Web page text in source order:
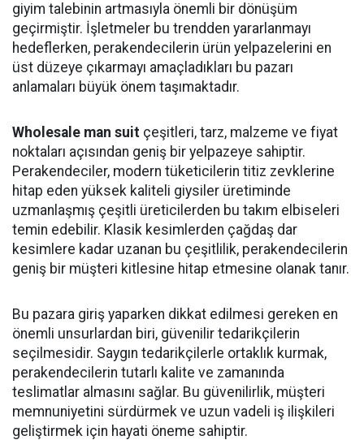
giyim talebinin artmasıyla önemli bir dönüşüm
geçirmiştir. İşletmeler bu trendden yararlanmayı
hedeflerken, perakendecilerin ürün yelpazelerini en
üst düzeye çıkarmayı amaçladıkları bu pazarı
anlamaları büyük önem taşımaktadır.
Wholesale man suit çeşitleri, tarz, malzeme ve fiyat
noktaları açısından geniş bir yelpazeye sahiptir.
Perakendeciler, modern tüketicilerin titiz zevklerine
hitap eden yüksek kaliteli giysiler üretiminde
uzmanlaşmış çeşitli üreticilerden bu takım elbiseleri
temin edebilir. Klasik kesimlerden çağdaş dar
kesimlere kadar uzanan bu çeşitlilik, perakendecilerin
geniş bir müşteri kitlesine hitap etmesine olanak tanır.
Bu pazara giriş yaparken dikkat edilmesi gereken en
önemli unsurlardan biri, güvenilir tedarikçilerin
seçilmesidir. Saygın tedarikçilerle ortaklık kurmak,
perakendecilerin tutarlı kalite ve zamanında
teslimatlar almasını sağlar. Bu güvenilirlik, müşteri
memnuniyetini sürdürmek ve uzun vadeli iş ilişkileri
geliştirmek için hayati öneme sahiptir.